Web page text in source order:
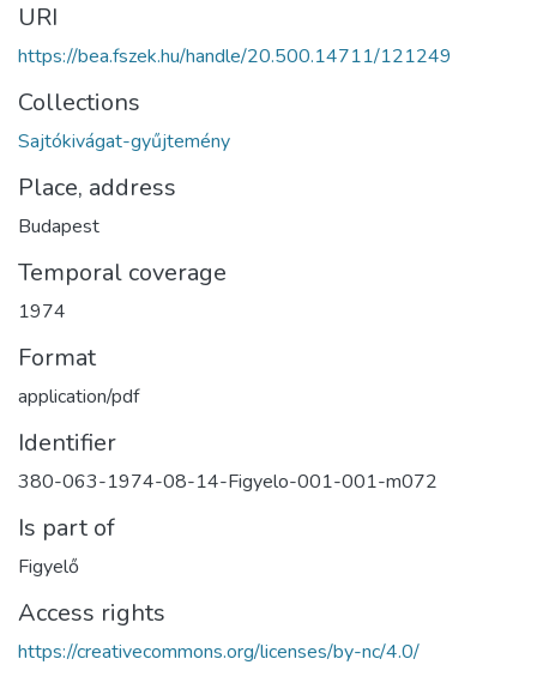
URI
https://bea.fszek.hu/handle/20.500.14711/121249
Collections
Sajtókivágat-gyűjtemény
Place, address
Budapest
Temporal coverage
1974
Format
application/pdf
Identifier
380-063-1974-08-14-Figyelo-001-001-m072
Is part of
Figyelő
Access rights
https://creativecommons.org/licenses/by-nc/4.0/